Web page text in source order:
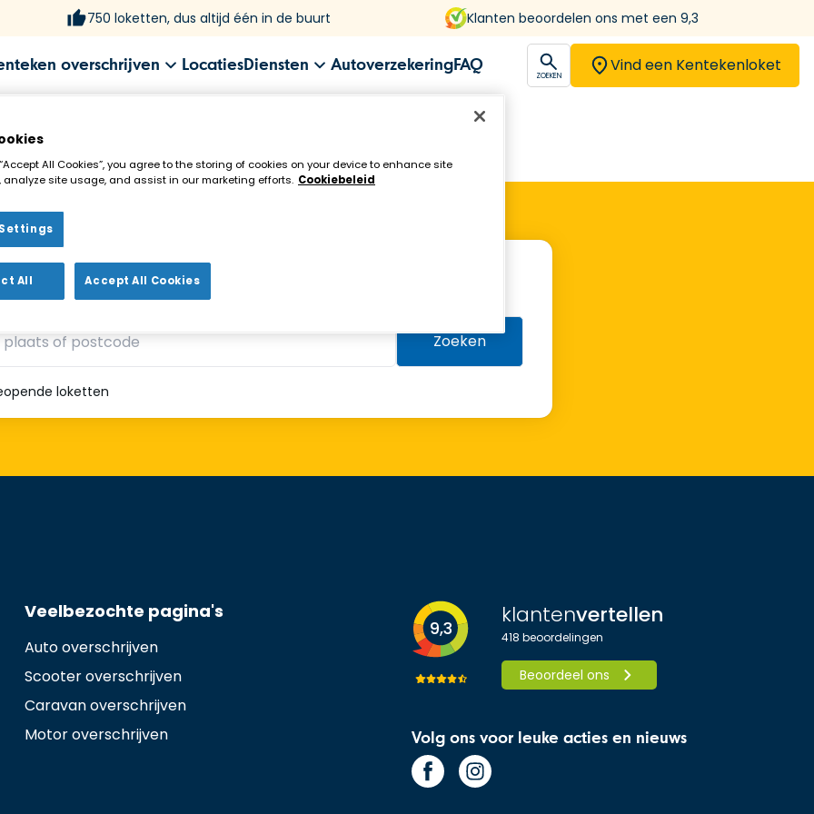
750 loketten, dus altijd één in de buurt Klanten beoordelen ons met een 9,3
overschrijven LocatiesDiensten AutoverzekeringFAQ open
ZOEKEN
Vind een Kentekenloket
in de buurt!
Zoeken
loketten
Veelbezochte pagina's
Auto overschrijven
Scooter overschrijven
Caravan overschrijven
Motor overschrijven
9,3 klantenvertellen
418 beoordelingen
Beoordeel ons
Volg ons voor leuke acties en nieuws
All Cookies”, you agree to the storing of cookies on your device to enhance site
site usage, and assist in our marketing efforts. Cookiebeleid
All Accept All Cookies